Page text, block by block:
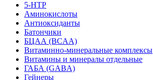
5-HTP
Аминокислоты
Антиоксиданты
Батончики
БЦАА (BCAA)
Витаминно-минеральные комплексы
Витамины и минералы отдельные
ГАБА (GABA)
Гейнеры